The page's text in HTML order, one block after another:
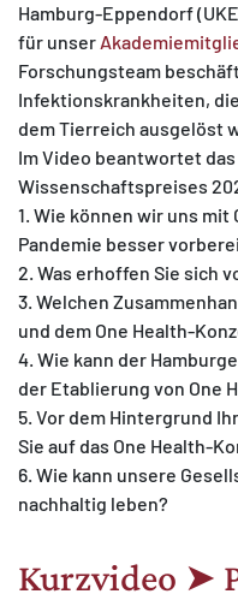
Hamburg-Eppendorf
für unser
Forschungsteam
Infektionskrankheiten,
dem Tierreich ausgelöst
Im Video beantwortet
Wissenschaftspreises
1. Wie können wir uns mit
Pandemie besser
2. Was erhoffen Sie sich
3. Welchen
und dem One Health-
4. Wie kann der
der Etablierung von One
5. Vor dem Hintergrund
Sie auf das One Health-
6. Wie kann unsere
nachhaltig leben?
Kurzvideo ➤